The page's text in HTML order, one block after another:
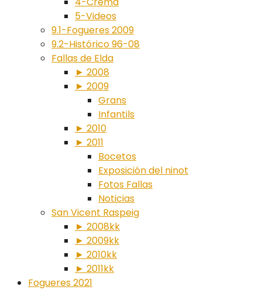
5-Videos
9.1-Fogueres 2009
9.2-Histórico 96-08
Fallas de Elda
► 2008
► 2009
Grans
Infantils
► 2010
► 2011
Bocetos
Exposición del ninot
Fotos Fallas
Noticias
San Vicent Raspeig
► 2008kk
► 2009kk
► 2010kk
► 2011kk
Fogueres 2021